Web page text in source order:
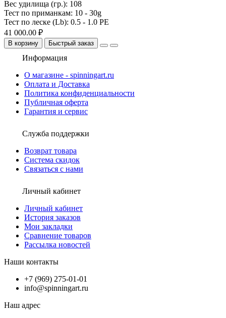
Вес удилища (гр.): 108
Тест по приманкам: 10 - 30g
Тест по леске (Lb): 0.5 - 1.0 PE
41 000.00 ₽
В корзину Быстрый заказ
Информация
О магазине - spinningart.ru
Оплата и Доставка
Политика конфиденциальности
Публичная оферта
Гарантия и сервис
Служба поддержки
Возврат товара
Система скидок
Связаться с нами
Личный кабинет
Личный кабинет
История заказов
Мои закладки
Сравнение товаров
Рассылка новостей
Наши контакты
+7 (969) 275-01-01
info@spinningart.ru
Наш адрес